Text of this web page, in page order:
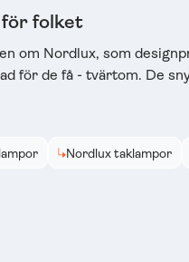
för folket
om Nordlux, som
för de få - tvärtom. De
Nordlux taklampor